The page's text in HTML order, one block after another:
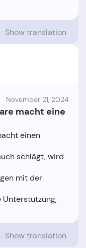
Show translation
November 21, 2024
macht eine
einen
schlägt, wird
mit der
Unterstützung,
Show translation